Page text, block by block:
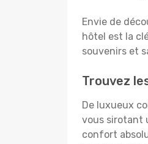
Envie de
hôtel est la
souvenirs et
Trouvez
De luxueux
vous sirotant
confort